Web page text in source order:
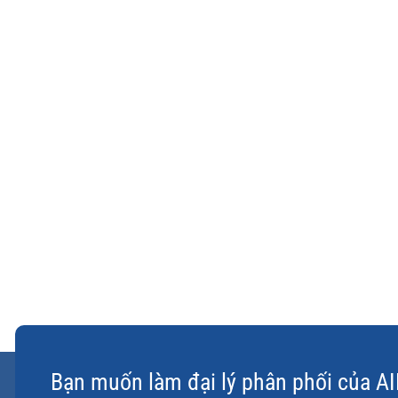
Bạn muốn làm đại lý phân phối của